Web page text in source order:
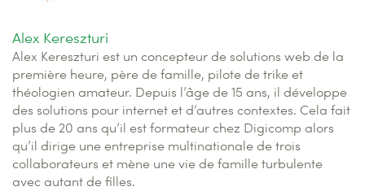
Alex Kereszturi
Alex Kereszturi est un concepteur de solutions web de la
première heure, père de famille, pilote de trike et
théologien amateur. Depuis l’âge de 15 ans, il développe
des solutions pour internet et d’autres contextes. Cela fait
plus de 20 ans qu’il est formateur chez Digicomp alors
qu’il dirige une entreprise multinationale de trois
collaborateurs et mène une vie de famille turbulente
avec autant de filles.